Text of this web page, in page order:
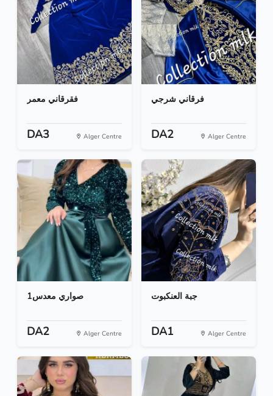
فقرقاني معمر
DA3 Alger Centre
فرقاني شرجي
DA2 Alger Centre
صواري معدس1
DA2 Alger Centre
جبة العنكبوت
DA1 Alger Centre